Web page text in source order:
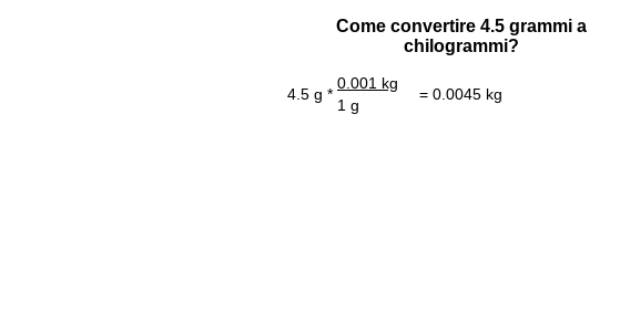
Come convertire 4.5 grammi a
chilogrammi?
4.5 g *
0.001 kg
= 0.0045 kg
1 g